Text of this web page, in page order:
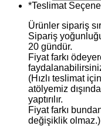
*Teslimat
Ürünler sipariş
Sipariş
20 gündür.
Fiyat farkı
(Hızlı teslimat
atölyemiz
yaptırılır.
Fiyat farkı
değişiklik olmaz.)